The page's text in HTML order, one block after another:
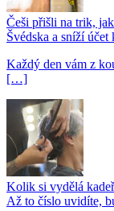
Češi přišli na trik,
Švédska a sníží
Každý den vám z
[…]
Kolik si vydělá
Až to číslo uvidíte,